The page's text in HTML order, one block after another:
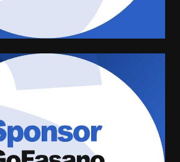
“I Contestatori: Musica di
Rivoluzione”: nuovo
appuntamento con “Fasano in
Banda”
US Fasano, Scianaro: “Profonda
amarezza per esclusione dal
campionato di calcio”